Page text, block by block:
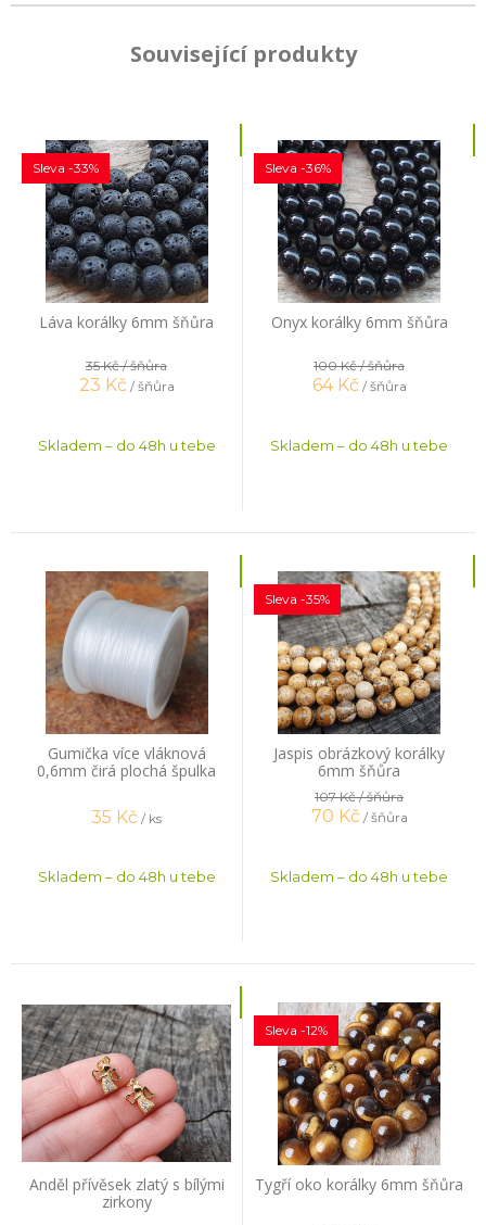
Související produkty
Láva korálky 6mm šňůra
Sleva -33%
35 Kč/ šňůra
23 Kč / šňůra
Skladem – do 48h u tebe
Onyx korálky 6mm šňůra
Sleva -36%
100 Kč/ šňůra
64 Kč / šňůra
Skladem – do 48h u tebe
Gumička více vláknová
0,6mm čirá plochá špulka
44m
35 Kč / ks
Skladem – do 48h u tebe
Jaspis obrázkový korálky
6mm šňůra
Sleva -35%
107 Kč/ šňůra
70 Kč / šňůra
Skladem – do 48h u tebe
Anděl přívěsek zlatý s bílými
zirkony
Tygří oko korálky 6mm šňůra
Sleva -12%